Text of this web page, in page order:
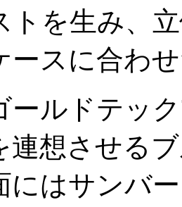
トを生み、
ースに合わ
ルドテッ
連想させる
にはサンバ